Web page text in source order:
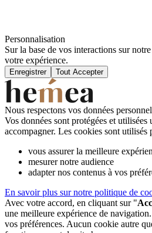
Personnalisation
Sur la base de vos interactions sur
votre expérience.
Enregistrer Tout Accepter
Nous respectons vos données
Vos données sont protégées et
accompagner. Les cookies sont utilisés
vous assurer la meilleure
mesurer notre audience
adapter nos contenus à vos
En savoir plus sur notre politique de
Avec votre accord, en cliquant sur "
une meilleure expérience de
vos préférences. Aucun cookie autre